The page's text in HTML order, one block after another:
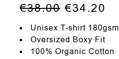
€38.00 €34.20
Unisex T-shirt 180gsm
Oversized Boxy Fit
100% Organic Cotton